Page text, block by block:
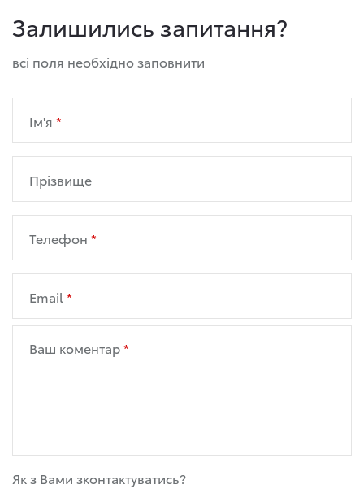
Залишились запитання?
всі поля необхідно заповнити
Ім'я
Прізвище
Телефон
Email
Ваш коментар
Як з Вами зконтактуватись?